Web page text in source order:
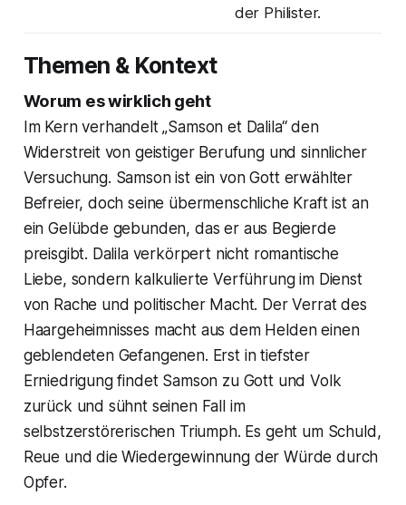
der Philister.
Themen & Kontext
Worum es wirklich geht
Im Kern verhandelt „Samson et Dalila“ den
Widerstreit von geistiger Berufung und sinnlicher
Versuchung. Samson ist ein von Gott erwählter
Befreier, doch seine übermenschliche Kraft ist an
ein Gelübde gebunden, das er aus Begierde
preisgibt. Dalila verkörpert nicht romantische
Liebe, sondern kalkulierte Verführung im Dienst
von Rache und politischer Macht. Der Verrat des
Haargeheimnisses macht aus dem Helden einen
geblendeten Gefangenen. Erst in tiefster
Erniedrigung findet Samson zu Gott und Volk
zurück und sühnt seinen Fall im
selbstzerstörerischen Triumph. Es geht um Schuld,
Reue und die Wiedergewinnung der Würde durch
Opfer.